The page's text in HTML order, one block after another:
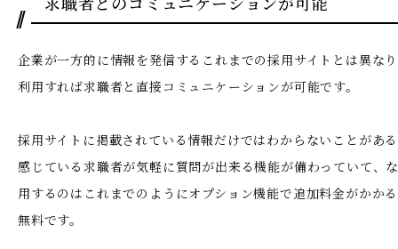
企業が一方的に情報を発信するこれまでの採用サイトとは異
利用すれば求職者と直接コミュニケーションが可能です。
採用サイトに掲載されている情報だけではわからないことがあ
感じている求職者が気軽に質問が出来る機能が備わっていて、
用するのはこれまでのようにオプション機能で追加料金がかか
無料です。